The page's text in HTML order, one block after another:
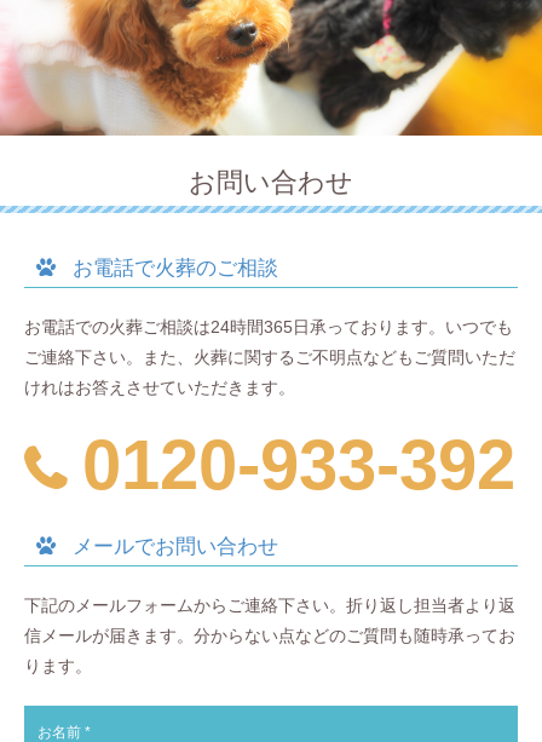
お問い合わせ
お電話で火葬のご相談
お電話での火葬ご相談は24時間365日承っております。いつでも
ご連絡下さい。また、火葬に関するご不明点などもご質問いただ
けれはお答えさせていただきます。
0120-933-392
メールでお問い合わせ
下記のメールフォームからご連絡下さい。折り返し担当者より返
信メールが届きます。分からない点などのご質問も随時承ってお
ります。
お名前 *